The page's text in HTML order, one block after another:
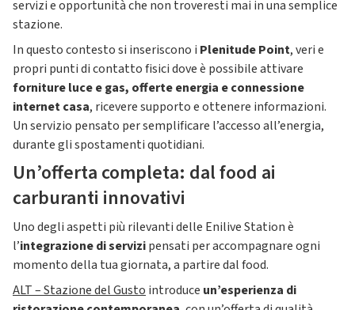
servizi e opportunità che non troveresti mai in una semplice
stazione.
In questo contesto si inseriscono i Plenitude Point, veri e
propri punti di contatto fisici dove è possibile attivare
forniture luce e gas, offerte energia e connessione
internet casa, ricevere supporto e ottenere informazioni.
Un servizio pensato per semplificare l’accesso all’energia,
durante gli spostamenti quotidiani.
Un’offerta completa: dal food ai
carburanti innovativi
Uno degli aspetti più rilevanti delle Enilive Station è
l’integrazione di servizipensati per accompagnare ogni
momento della tua giornata, a partire dal food.
ALT – Stazione del Gusto introduce un’esperienza di